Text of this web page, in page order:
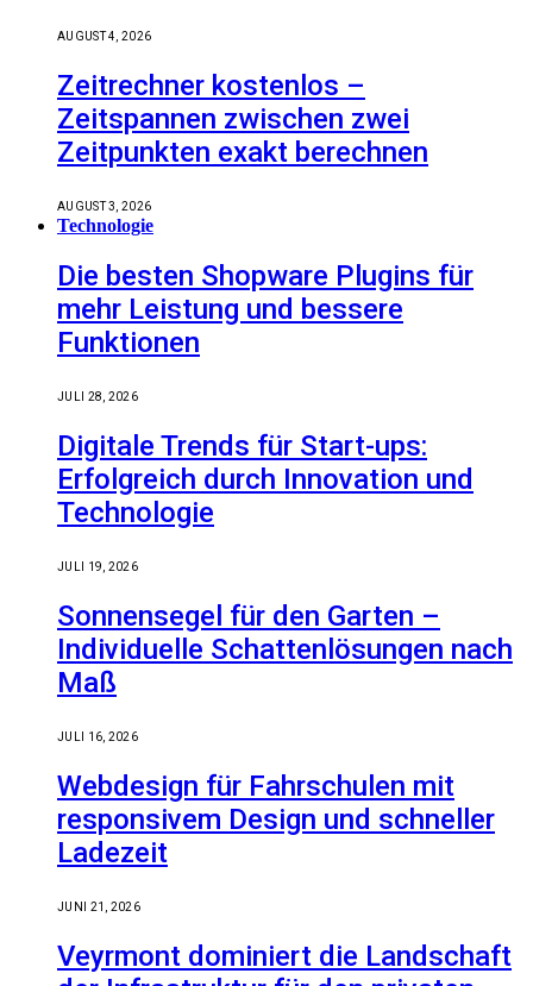
AUGUST 4, 2026
Zeitrechner kostenlos –
Zeitspannen zwischen zwei
Zeitpunkten exakt berechnen
AUGUST 3, 2026
Technologie
Die besten Shopware Plugins für
mehr Leistung und bessere
Funktionen
JULI 28, 2026
Digitale Trends für Start-ups:
Erfolgreich durch Innovation und
Technologie
JULI 19, 2026
Sonnensegel für den Garten –
Individuelle Schattenlösungen nach
Maß
JULI 16, 2026
Webdesign für Fahrschulen mit
responsivem Design und schneller
Ladezeit
JUNI 21, 2026
Veyrmont dominiert die Landschaft